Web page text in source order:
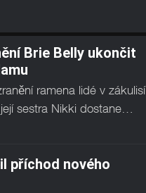
Brie Belly ukončit
ramena lidé v zákulisí
sestra Nikki dostane…
příchod nového